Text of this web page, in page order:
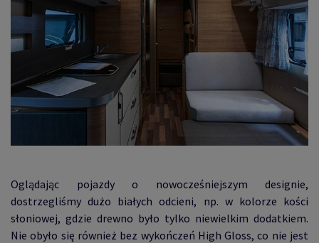
Oglądając pojazdy o nowocześniejszym designie,
dostrzegliśmy dużo białych odcieni, np. w kolorze kości
słoniowej, gdzie drewno było tylko niewielkim dodatkiem.
Nie obyło się również bez wykończeń High Gloss, co nie jest